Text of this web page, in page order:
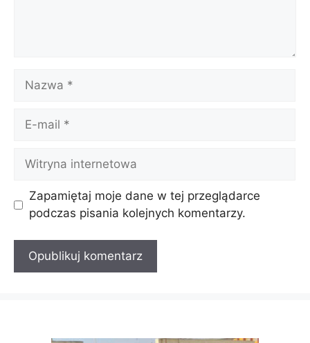
Nazwa
Witryna
internetowa
Zapamiętaj moje dane w tej przeglądarce
podczas pisania kolejnych komentarzy.